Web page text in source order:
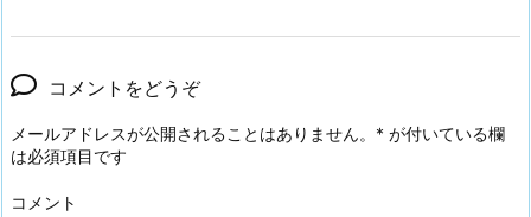
コメントをどうぞ
メールアドレスが公開されることはありません。 * が付いている欄
は必須項目です
コメント